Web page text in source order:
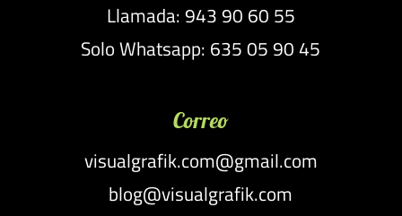
Llamada: 943 90 60 55
Solo Whatsapp: 635 05 90 45
Correo
visualgrafik.com@gmail.com
blog@visualgrafik.com